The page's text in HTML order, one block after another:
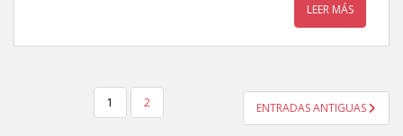
LEER MÁS
NAVEGACIÓN DE ENTRADAS
1 2 ENTRADAS ANTIGUAS